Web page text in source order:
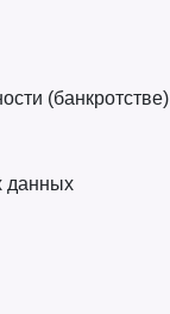
(банкротстве)
данных